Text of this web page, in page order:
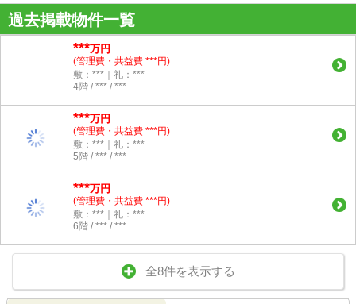
過去掲載物件一覧
***万円
(管理費・共益費 ***円)
敷：***｜礼：***
4階 / *** / ***
***万円
(管理費・共益費 ***円)
敷：***｜礼：***
5階 / *** / ***
***万円
(管理費・共益費 ***円)
敷：***｜礼：***
6階 / *** / ***
全8件を表示する